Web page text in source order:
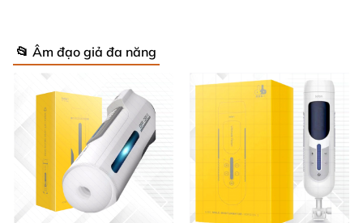
📂 Âm đạo giả đa năng